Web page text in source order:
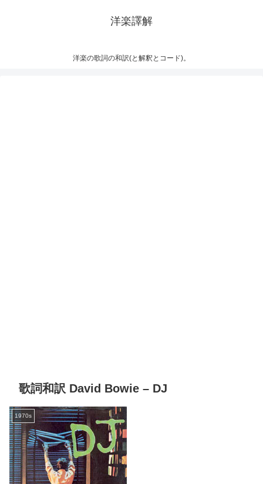
洋楽譯解
洋楽の歌詞の和訳(と解釈とコード)。
歌詞和訳 David Bowie – DJ
1970s